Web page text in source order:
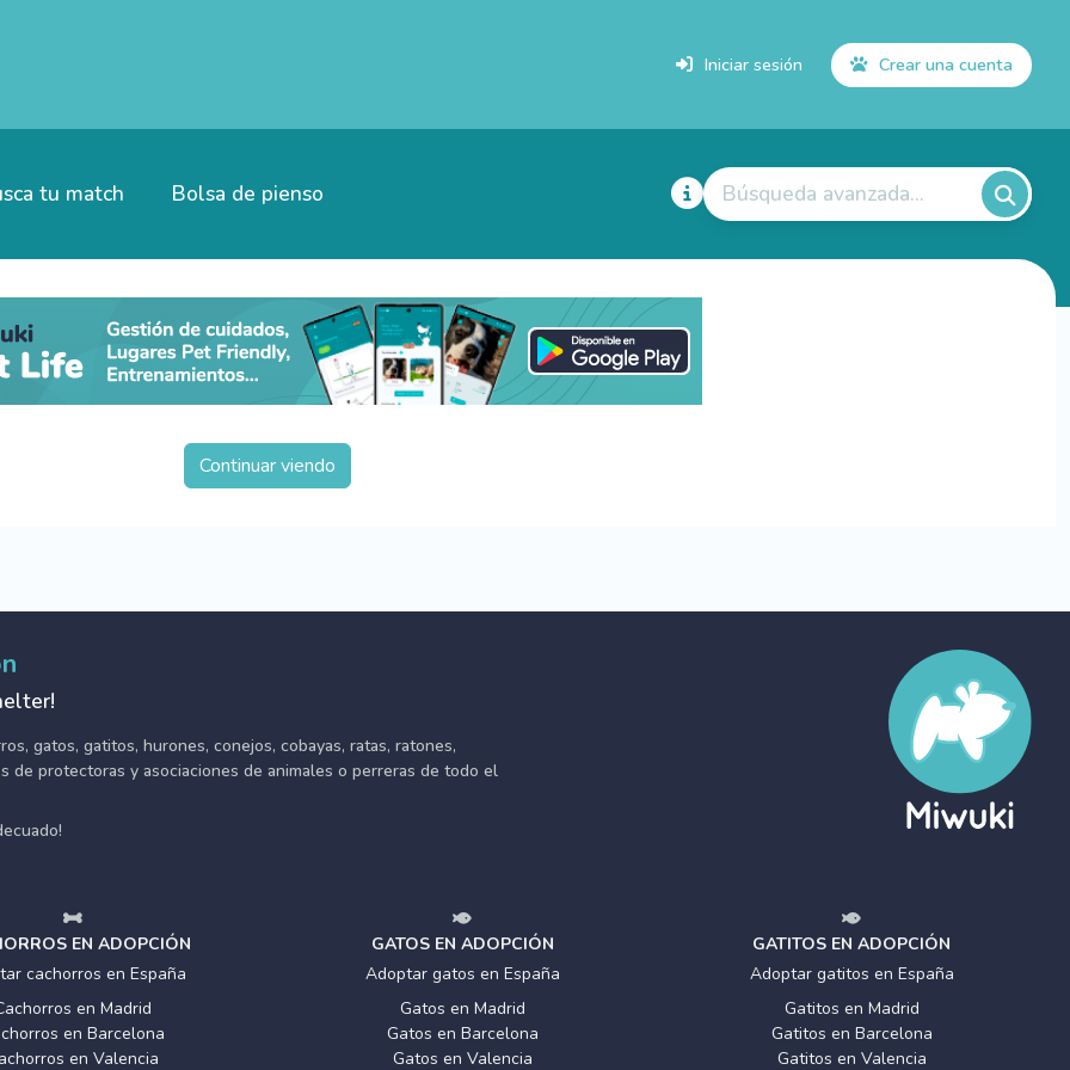
Iniciar sesión Crear una cuenta
tu match Bolsa de pienso Búsqueda avanzada...
Continuar viendo
gatos, gatitos, hurones, conejos, cobayas, ratas, ratones,
de protectoras y asociaciones de animales o perreras de todo el
EN ADOPCIÓN
cachorros en España
en Madrid
en Barcelona
en Valencia
GATOS EN ADOPCIÓN
Adoptar gatos en España
Gatos en Madrid
Gatos en Barcelona
Gatos en Valencia
GATITOS EN ADOPCIÓN
Adoptar gatitos en España
Gatitos en Madrid
Gatitos en Barcelona
Gatitos en Valencia